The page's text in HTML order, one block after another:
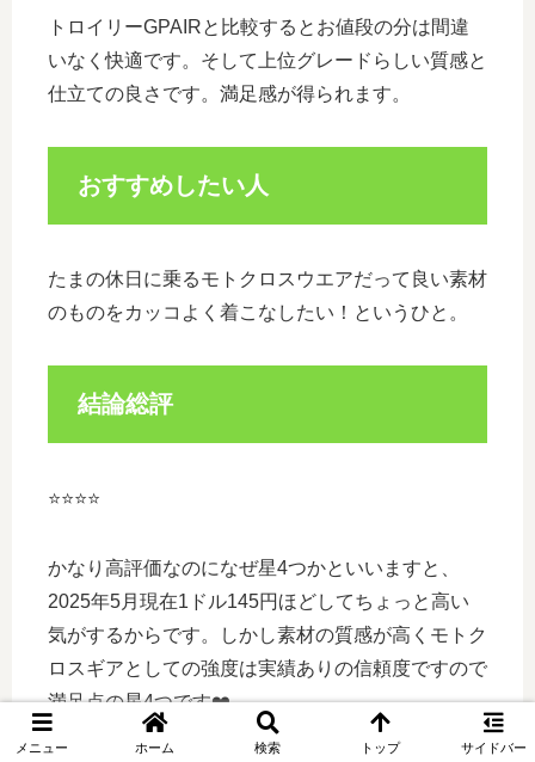
トロイリーGPAIRと比較するとお値段の分は間違
いなく快適です。そして上位グレードらしい質感と
仕立ての良さです。満足感が得られます。
おすすめしたい人
たまの休日に乗るモトクロスウエアだって良い素材
のものをカッコよく着こなしたい！というひと。
結論総評
⭐️⭐️⭐️⭐️
かなり高評価なのになぜ星4つかといいますと、
2025年5月現在1ドル145円ほどしてちょっと高い
気がするからです。しかし素材の質感が高くモトク
ロスギアとしての強度は実績ありの信頼度ですので
満足点の星4つです❤️
メニュー ホーム 検索 トップ サイドバー